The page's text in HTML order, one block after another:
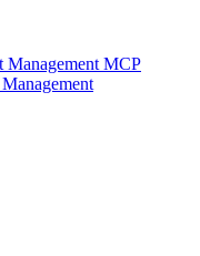
Management MCP